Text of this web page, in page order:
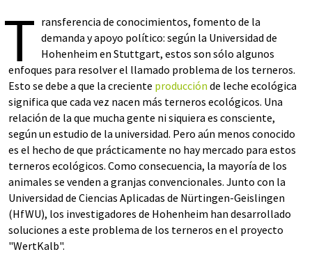
T ransferencia de conocimientos, fomento de la
demanda y apoyo político: según la Universidad de
Hohenheim en Stuttgart, estos son sólo algunos
enfoques para resolver el llamado problema de los terneros.
Esto se debe a que la creciente producción de leche ecológica
significa que cada vez nacen más terneros ecológicos. Una
relación de la que mucha gente ni siquiera es consciente,
según un estudio de la universidad. Pero aún menos conocido
es el hecho de que prácticamente no hay mercado para estos
terneros ecológicos. Como consecuencia, la mayoría de los
animales se venden a granjas convencionales. Junto con la
Universidad de Ciencias Aplicadas de Nürtingen-Geislingen
(HfWU), los investigadores de Hohenheim han desarrollado
soluciones a este problema de los terneros en el proyecto
"WertKalb".